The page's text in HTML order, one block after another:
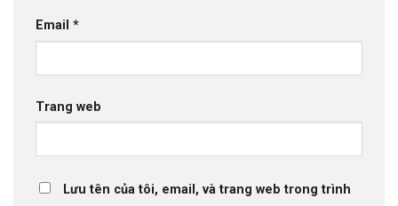
Email *
Trang web
Lưu tên của tôi, email, và trang web trong trình